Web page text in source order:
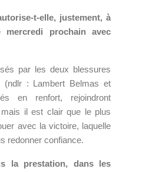
t-elle, justement, à
prochain avec
par les deux blessures
(ndlr : Lambert Belmas et
en renfort, rejoindront
mais il est clair que le plus
avec la victoire, laquelle
redonner confiance.
la prestation, dans les